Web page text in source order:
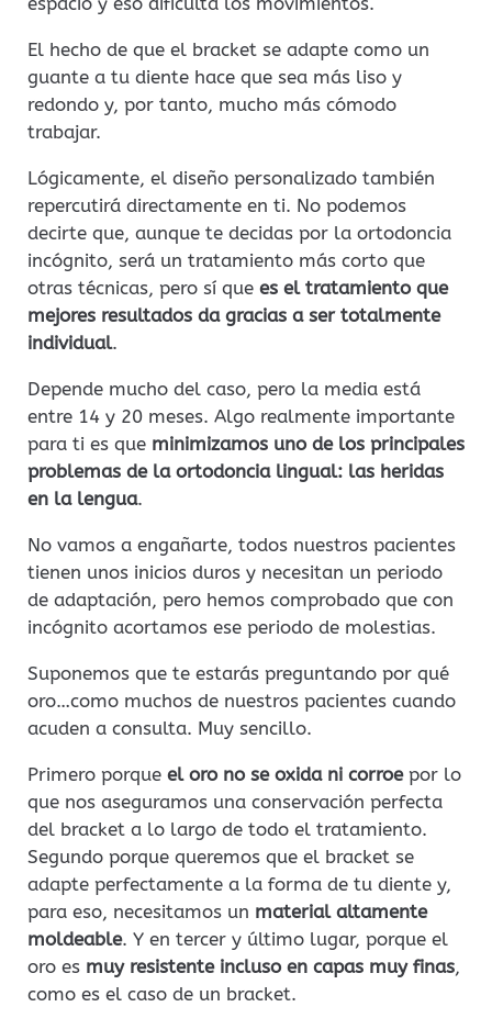
El hecho de que el bracket se adapte como un
guante a tu diente hace que sea más liso y
redondo y, por tanto, mucho más cómodo
trabajar.
Lógicamente, el diseño personalizado también
repercutirá directamente en ti. No podemos
decirte que, aunque te decidas por la ortodoncia
incógnito, será un tratamiento más corto que
otras técnicas, pero sí que es el tratamiento que
mejores resultados da gracias a ser totalmente
individual.
Depende mucho del caso, pero la media está
entre 14 y 20 meses. Algo realmente importante
para ti es que minimizamos uno de los principales
problemas de la ortodoncia lingual: las heridas
en la lengua.
No vamos a engañarte, todos nuestros pacientes
tienen unos inicios duros y necesitan un periodo
de adaptación, pero hemos comprobado que con
incógnito acortamos ese periodo de molestias.
Suponemos que te estarás preguntando por qué
oro…como muchos de nuestros pacientes cuando
acuden a consulta. Muy sencillo.
Primero porque el oro no se oxida ni corroepor lo
que nos aseguramos una conservación perfecta
del bracket a lo largo de todo el tratamiento.
Segundo porque queremos que el bracket se
adapte perfectamente a la forma de tu diente y,
para eso, necesitamos un material altamente
moldeable. Y en tercer y último lugar, porque el
oro es muy resistente incluso en capas muy finas,
como es el caso de un bracket.